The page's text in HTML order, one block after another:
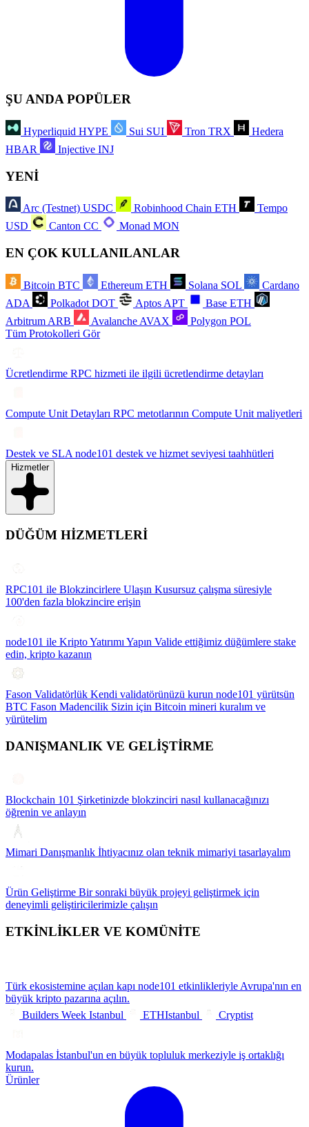
ŞU ANDA POPÜLER
Hyperliquid HYPE Sui SUI Tron TRX
Hedera
HBAR
Injective INJ
YENİ
Arc (Testnet) USDC Robinhood Chain ETH
Tempo
USD
Canton CC Monad MON
EN ÇOK KULLANILANLAR
Bitcoin BTC Ethereum ETH Solana SOL
Cardano
ADA
Polkadot DOT Aptos APT Base ETH
Arbitrum ARB Avalanche AVAX Polygon POL
Tüm Protokolleri Gör
Ücretlendirme RPC hizmeti ile ilgili ücretlendirme detayları
Compute Unit Detayları RPC metotlarının Compute Unit maliyetleri
Destek ve SLA node101 destek ve hizmet seviyesi taahhütleri
Hizmetler
DÜĞÜM HİZMETLERİ
RPC101 ile Blokzincirlere Ulaşın Kusursuz çalışma süresiyle
100'den fazla blokzincire erişin
node101 ile Kripto Yatırımı Yapın Valide ettiğimiz düğümlere stake
edin, kripto kazanın
Fason Validatörlük Kendi validatörünüzü kurun node101 yürütsün
BTC Fason Madencilik Sizin için Bitcoin mineri kuralım ve
yürütelim
DANIŞMANLIK VE GELİŞTİRME
Blockchain 101 Şirketinizde blokzinciri nasıl kullanacağınızı
öğrenin ve anlayın
Mimari Danışmanlık İhtiyacınız olan teknik mimariyi tasarlayalım
Ürün Geliştirme Bir sonraki büyük projeyi geliştirmek için
deneyimli geliştiricilerimizle çalışın
ETKİNLİKLER VE KOMÜNİTE
Türk ekosistemine açılan kapı node101 etkinlikleriyle Avrupa'nın en
büyük kripto pazarına açılın.
Builders Week Istanbul
ETHIstanbul Cryptist
Modapalas İstanbul'un en büyük topluluk merkeziyle iş ortaklığı
kurun.
Ürünler